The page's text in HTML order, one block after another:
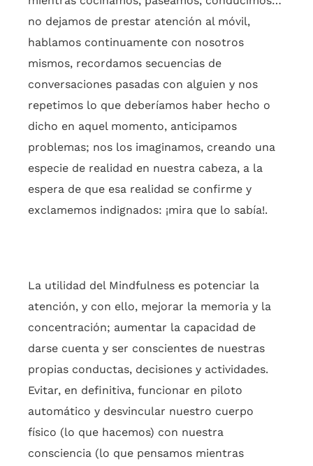
no dejamos de prestar atención al móvil,
hablamos continuamente con nosotros
mismos, recordamos secuencias de
conversaciones pasadas con alguien y nos
repetimos lo que deberíamos haber hecho o
dicho en aquel momento, anticipamos
problemas; nos los imaginamos, creando una
especie de realidad en nuestra cabeza, a la
espera de que esa realidad se confirme y
exclamemos indignados: ¡mira que lo sabía!.
La utilidad del Mindfulness es potenciar la
atención, y con ello, mejorar la memoria y la
concentración; aumentar la capacidad de
darse cuenta y ser conscientes de nuestras
propias conductas, decisiones y actividades.
Evitar, en definitiva, funcionar en piloto
automático y desvincular nuestro cuerpo
físico (lo que hacemos) con nuestra
consciencia (lo que pensamos mientras